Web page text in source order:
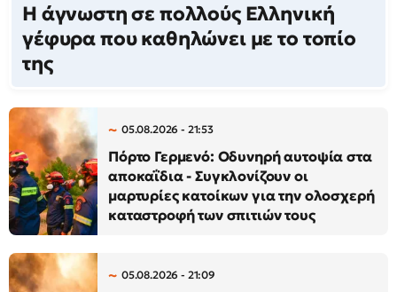
Η άγνωστη σε πολλούς Ελληνική
γέφυρα που καθηλώνει με το τοπίο
της
05.08.2026 - 21:53
Πόρτο Γερμενό: Οδυνηρή αυτοψία στα
αποκαΐδια - Συγκλονίζουν οι
μαρτυρίες κατοίκων για την ολοσχερή
καταστροφή των σπιτιών τους
05.08.2026 - 21:09